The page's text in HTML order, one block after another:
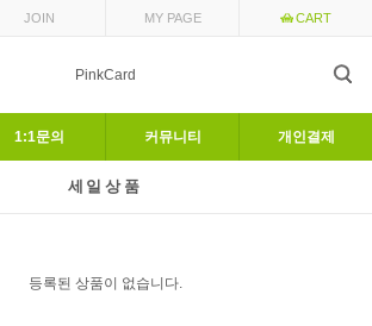
JOIN MY PAGE CART
PinkCard
1:1문의 커뮤니티 개인결제
세일상품
등록된 상품이 없습니다.